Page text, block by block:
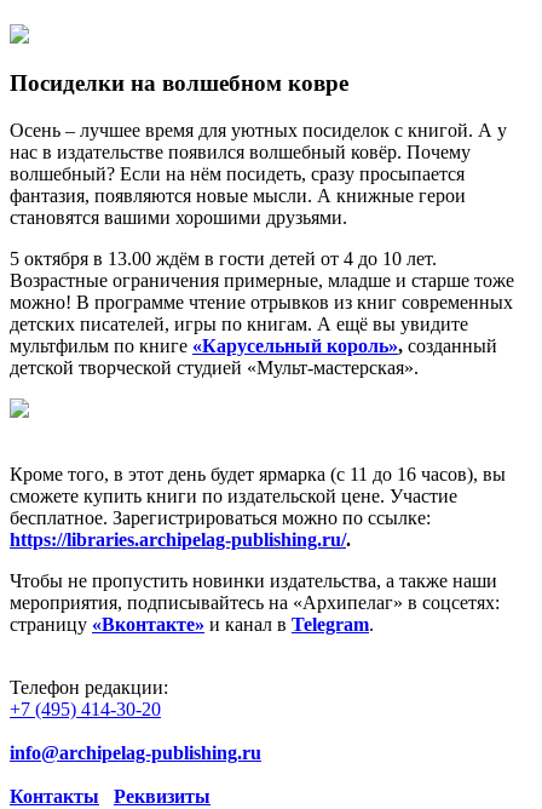
Посиделки на волшебном ковре
Осень – лучшее время для уютных посиделок с книгой. А у
нас в издательстве появился волшебный ковёр. Почему
волшебный? Если на нём посидеть, сразу просыпается
фантазия, появляются новые мысли. А книжные герои
становятся вашими хорошими друзьями.
5 октября в 13.00 ждём в гости детей от 4 до 10 лет.
Возрастные ограничения примерные, младше и старше тоже
можно! В программе чтение отрывков из книг современных
детских писателей, игры по книгам. А ещё вы увидите
мультфильм по книге «Карусельный король», созданный
детской творческой студией «Мульт-мастерская».
Кроме того, в этот день будет ярмарка (с 11 до 16 часов), вы
сможете купить книги по издательской цене. Участие
бесплатное. Зарегистрироваться можно по ссылке:
https://libraries.archipelag-publishing.ru/.
Чтобы не пропустить новинки издательства, а также наши
мероприятия, подписывайтесь на «Архипелаг» в соцсетях:
страницу «Вконтакте» и канал в Telegram.
Телефон редакции:
+7 (495) 414-30-20
info@archipelag-publishing.ru
Контакты Реквизиты